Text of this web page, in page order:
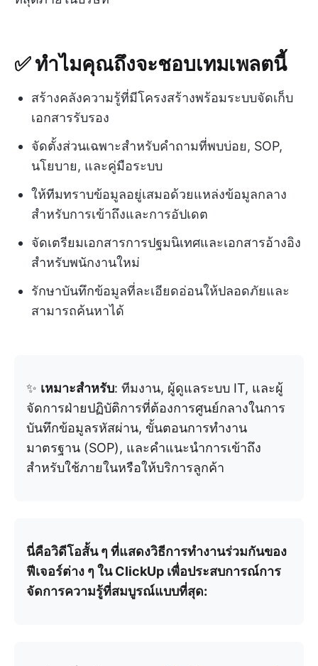
✅ ทำไมคุณถึงจะชอบเทมเพลตนี้
สร้างคลังความรู้ที่มีโครงสร้างพร้อมระบบจัดเก็บ
เอกสารรับรอง
จัดตั้งส่วนเฉพาะสำหรับคำถามที่พบบ่อย, SOP,
นโยบาย, และคู่มือระบบ
ให้ทีมทราบข้อมูลอยู่เสมอด้วยแหล่งข้อมูลกลาง
สำหรับการเข้าถึงและการอัปเดต
จัดเตรียมเอกสารการปฐมนิเทศและเอกสารอ้างอิง
สำหรับพนักงานใหม่
รักษาบันทึกข้อมูลที่ละเอียดอ่อนให้ปลอดภัยและ
สามารถค้นหาได้
✨ เหมาะสำหรับ: ทีมงาน, ผู้ดูแลระบบ IT, และผู้
จัดการฝ่ายปฏิบัติการที่ต้องการศูนย์กลางในการ
บันทึกข้อมูลรหัสผ่าน, ขั้นตอนการทำงาน
มาตรฐาน (SOP), และคำแนะนำการเข้าถึง
สำหรับใช้ภายในหรือให้บริการลูกค้า
นี่คือวิดีโอสั้น ๆ ที่แสดงวิธีการทำงานร่วมกันของ
ฟีเจอร์ต่าง ๆ ใน ClickUp เพื่อประสบการณ์การ
จัดการความรู้ที่สมบูรณ์แบบที่สุด: